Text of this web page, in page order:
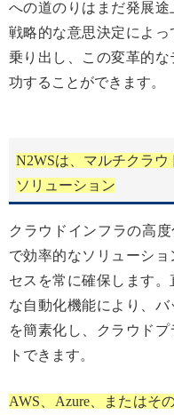
への道のりはまだ発展
戦略的な意思決定によ
乗り出し、この変革的
功することができます。
N2WSは、マルチクラ
ソリューション
クラウドインフラの高
で効率的なソリューシ
セスを常に確保します
な自動化機能により、
を簡素化し、クラウド
トできます。
AWS、Azure、またはそ